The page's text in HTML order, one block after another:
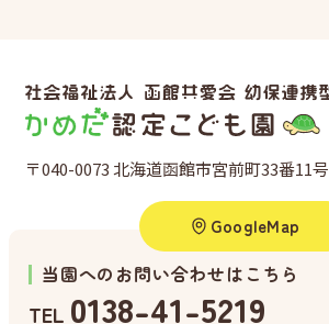
〒040-0073 北海道函館市宮前町33番11号
GoogleMap
当園へのお問い合わせはこちら
TEL 0138-41-5219